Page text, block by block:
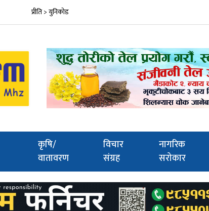
प्रीति > युनिकोड
कृषि/
वातावरण
विचार
संग्रह
नागरिक
सरोकार